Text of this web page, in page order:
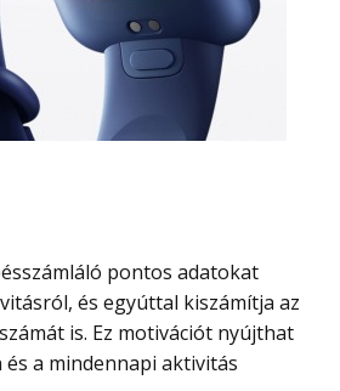
és egyúttal kiszámítja az
is. Ez motivációt nyújthat
és a mindennapi aktivitás